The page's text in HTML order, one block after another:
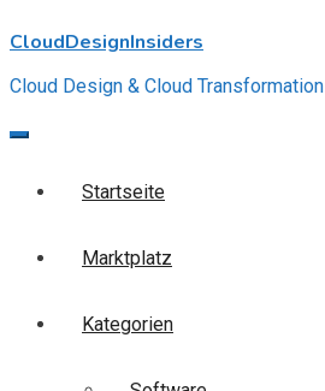
to
CloudDesignInsiders
Cloud Design & Cloud Transformation
Startseite
Marktplatz
Kategorien